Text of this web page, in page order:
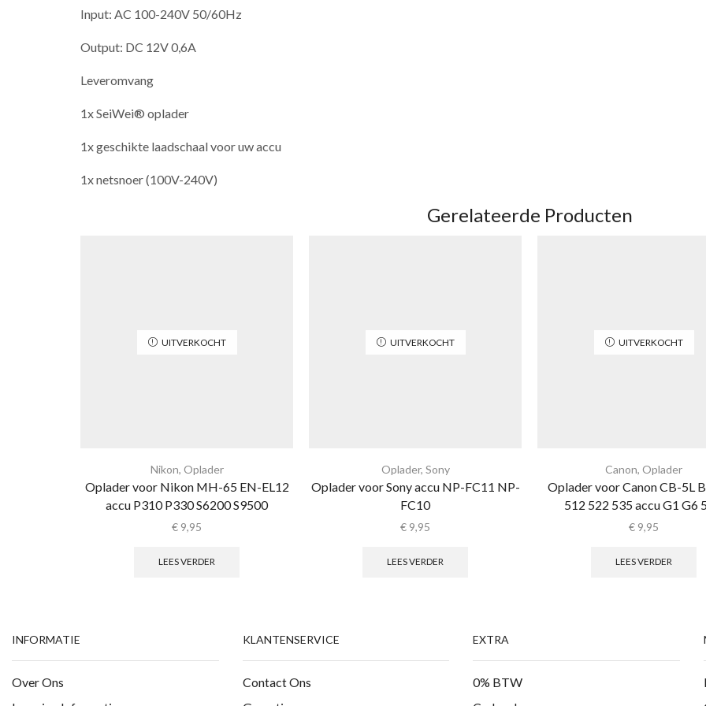
Input: AC 100-240V 50/60Hz
Output: DC 12V 0,6A
Leveromvang
1x SeiWei® oplader
1x geschikte laadschaal voor uw accu
1x netsnoer (100V-240V)
Gerelateerde Producten
UITVERKOCHT
Nikon, Oplader
Oplader voor Nikon MH-65 EN-EL12
accu P310 P330 S6200 S9500
€ 9,95
LEES VERDER
UITVERKOCHT
Oplader, Sony
Oplader voor Sony accu NP-FC11 NP-
FC10
€ 9,95
LEES VERDER
UITVERKOCHT
Canon, Oplader
Oplader voor Canon CB-5L
512 522 535 accu G1 G6
€ 9,95
LEES VERDER
INFORMATIE
Over Ons
KLANTENSERVICE
Contact Ons
EXTRA
0% BTW